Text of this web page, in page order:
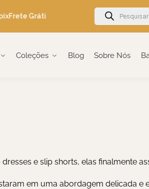
Frete Grátis Brasil acima de R$600
Coleções Blog Sobre Nós
e slip shorts, elas finalmente
em uma abordagem delicada